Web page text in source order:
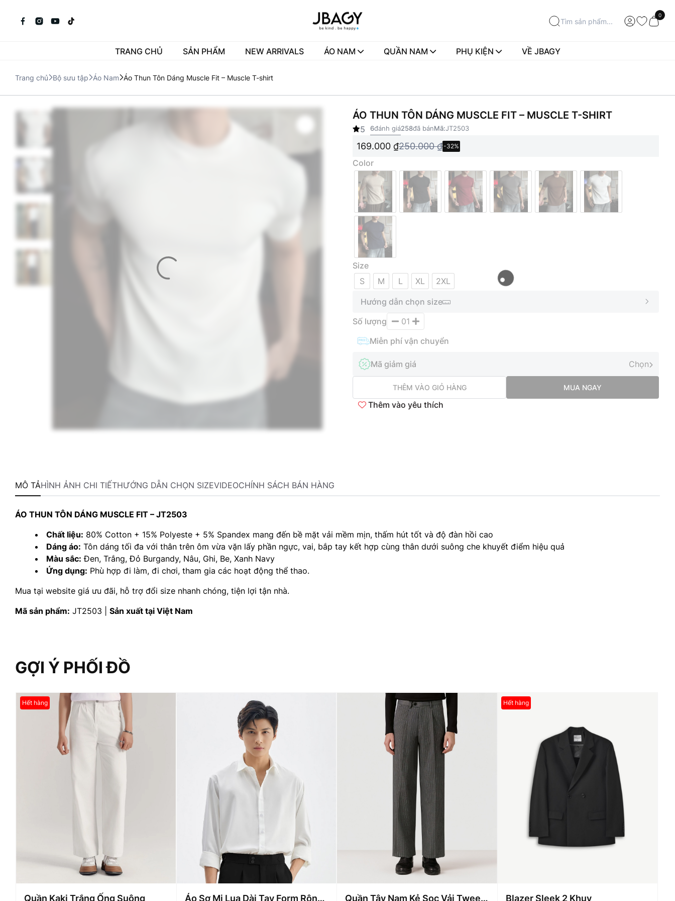
0
TRANG CHỦ SẢN PHẨM NEW ARRIVALS ÁO NAM QUẦN NAM PHỤ KIỆN VỀ JBAGY
Trang chủ Bộ sưu tập Áo Nam Áo Thun Tôn Dáng Muscle Fit – Muscle T-shirt
ÁO THUN TÔN DÁNG MUSCLE FIT – MUSCLE T-SHIRT
5 6đánh giá258đã bánMã:JT2503
169.000 ₫250.000₫-32%
Color
Size
S
M L XL 2XL
Hướng dẫn chọn size
Số lượng
01
Miễn phí vận chuyển
Mã giảm giá Chọn
THÊM VÀO GIỎ HÀNG MUA NGAY
Thêm vào yêu thích
MÔ TẢHÌNH ẢNH CHI TIẾTHƯỚNG DẪN CHỌN SIZEVIDEOCHÍNH SÁCH BÁN HÀNG
ÁO THUN TÔN DÁNG MUSCLE FIT – JT2503
Chất liệu: 80% Cotton + 15% Polyeste + 5% Spandex mang đến bề mặt vải mềm mịn, thấm hút tốt và độ đàn hồi cao
Dáng áo: Tôn dáng tối đa với thân trên ôm vừa vặn lấy phần ngực, vai, bắp tay kết hợp cùng thân dưới suông che khuyết điểm hiệu quả
Màu sắc: Đen, Trắng, Đỏ Burgandy, Nâu, Ghi, Be, Xanh Navy
Ứng dụng: Phù hợp đi làm, đi chơi, tham gia các hoạt động thể thao.
Mua tại website giá ưu đãi, hỗ trợ đổi size nhanh chóng, tiện lợi tận nhà.
Mã sản phẩm: JT2503 | Sản xuất tại Việt Nam
GỢI Ý PHỐI ĐỒ
Hết hàng
Quần Kaki Trắng Ống Suông Áo Sơ Mi Lụa Dài Tay Form Rộng Quần Tây Nam Kẻ Sọc Vải Tweed
Hết hàng
Blazer Sleek 2 Khuy